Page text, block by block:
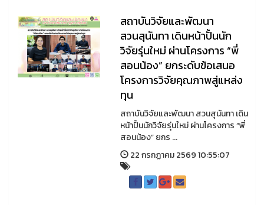
สถาบันวิจัยและพัฒนา
สวนสุนันทา เดินหน้าปั้นนัก
วิจัยรุ่นใหม่ ผ่านโครงการ “พี่
สอนน้อง” ยกระดับข้อเสนอ
โครงการวิจัยคุณภาพสู่แหล่ง
ทุน
สถาบันวิจัยและพัฒนา สวนสุนันทา เดิน
หน้าปั้นนักวิจัยรุ่นใหม่ ผ่านโครงการ “พี่
สอนน้อง” ยกร ...
22 กรกฏาคม 2569 10:55:07